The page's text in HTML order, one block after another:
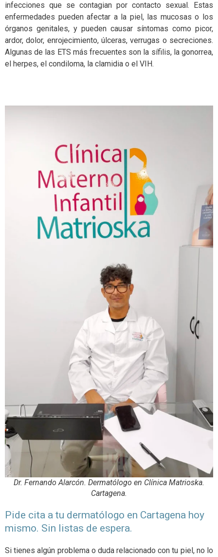
infecciones que se contagian por contacto sexual. Estas
enfermedades pueden afectar a la piel, las mucosas o los
órganos genitales, y pueden causar síntomas como picor,
ardor, dolor, enrojecimiento, úlceras, verrugas o secreciones.
Algunas de las ETS más frecuentes son la sífilis, la gonorrea,
el herpes, el condiloma, la clamidia o el VIH.
Dr. Fernando Alarcón. Dermatólogo en Clínica Matrioska.
Cartagena.
Pide cita a tu dermatólogo en Cartagena hoy
mismo. Sin listas de espera.
Si tienes algún problema o duda relacionado con tu piel, no lo